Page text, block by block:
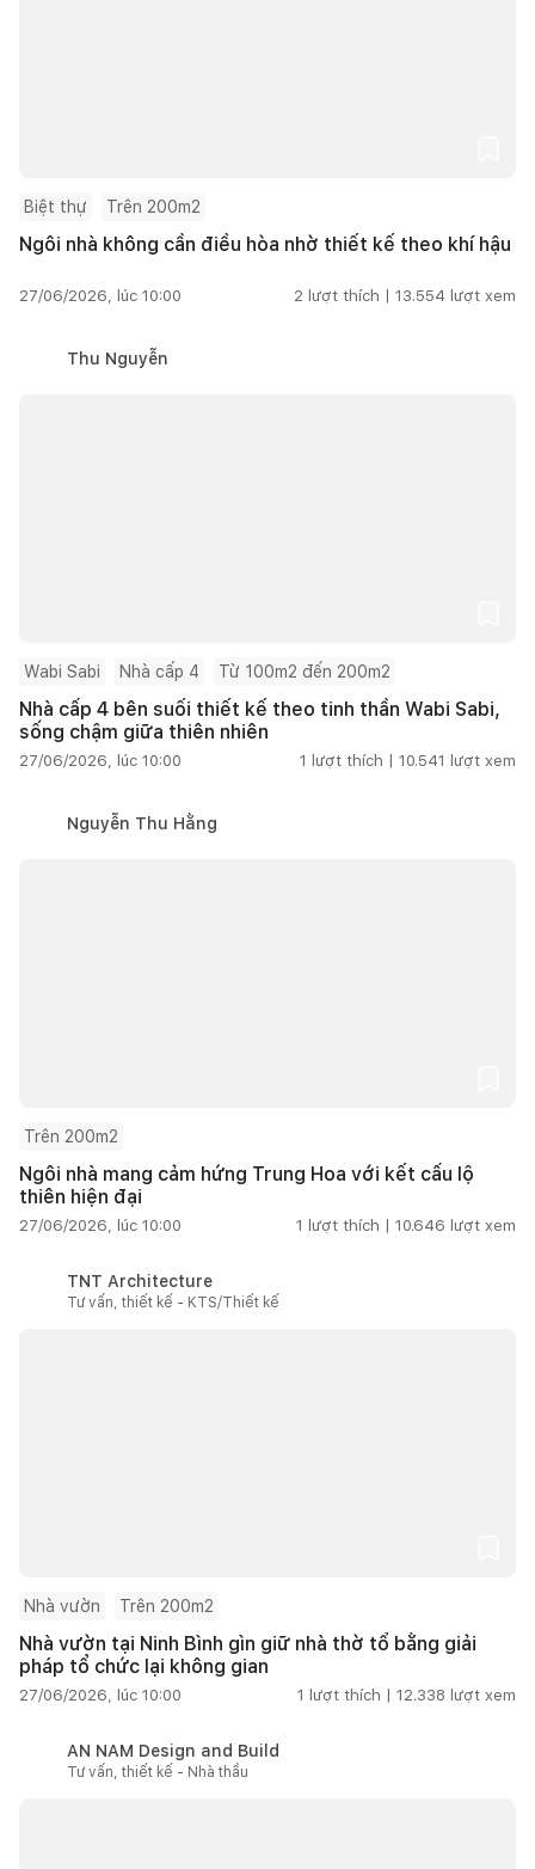
Biệt thự Trên 200m2
Ngôi nhà không cần điều hòa nhờ thiết kế theo khí hậu
27/06/2026, lúc 10:00 2 lượt thích | 13.554 lượt xem
Thu Nguyễn
Wabi Sabi Nhà cấp 4 Từ 100m2 đến 200m2
Nhà cấp 4 bên suối thiết kế theo tinh thần Wabi Sabi,
sống chậm giữa thiên nhiên
27/06/2026, lúc 10:00 1 lượt thích | 10.541 lượt xem
Nguyễn Thu Hằng
Trên 200m2
Ngôi nhà mang cảm hứng Trung Hoa với kết cấu lộ
thiên hiện đại
27/06/2026, lúc 10:00 1 lượt thích | 10.646 lượt xem
TNT Architecture
Tư vấn, thiết kế - KTS/Thiết kế
Nhà vườn Trên 200m2
Nhà vườn tại Ninh Bình gìn giữ nhà thờ tổ bằng giải
pháp tổ chức lại không gian
27/06/2026, lúc 10:00 1 lượt thích | 12.338 lượt xem
AN NAM Design and Build
Tư vấn, thiết kế - Nhà thầu